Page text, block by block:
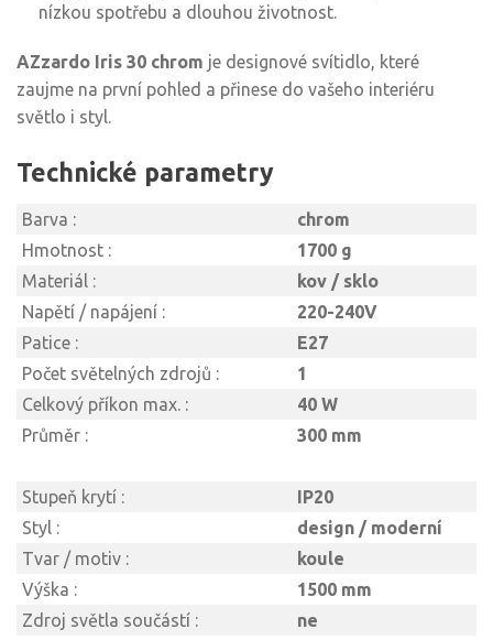
nízkou spotřebu a dlouhou životnost.
AZzardo Iris 30 chrom je designové svítidlo, které
zaujme na první pohled a přinese do vašeho interiéru
světlo i styl.
Technické parametry
Barva :
chrom
Hmotnost :
1700 g
Materiál :
kov / sklo
Napětí / napájení :
220-240V
Patice :
E27
Počet světelných zdrojů :
1
Celkový příkon max. :
40 W
Průměr :
300 mm
Stupeň krytí :
IP20
Styl :
design / moderní
Tvar / motiv :
koule
Výška :
1500 mm
Zdroj světla součástí :
ne